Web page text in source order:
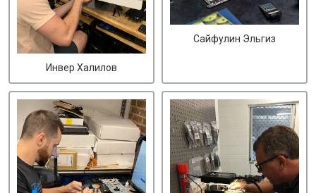
Инвер Халилов
Сайфулин Эльгиз